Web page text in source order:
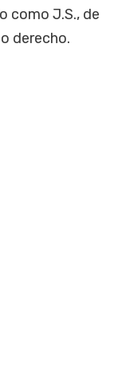
como J.S., de
derecho.